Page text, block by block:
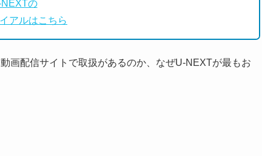
NEXTの
アルはこちら
画配信サイトで取扱があるのか、なぜU-NEXTが最もお